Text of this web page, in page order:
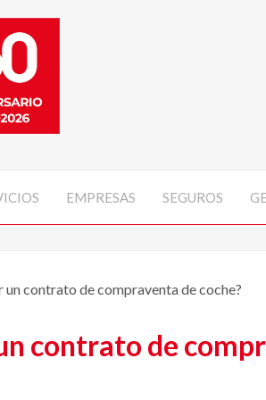
EMPRESAS SEGUROS
un contrato de compraventa de coche?
contrato de